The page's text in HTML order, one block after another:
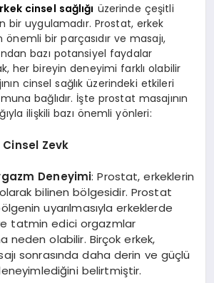
cinsel sağlığı üzerinde çeşitli
bir uygulamadır. Prostat, erkek
bir parçasıdır ve masajı,
bazı potansiyel faydalar
her bireyin deneyimi farklı olabilir
cinsel sağlık üzerindeki etkileri
bağlıdır. İşte prostat masajının
ilişkili bazı önemli yönleri:
Zevk
Deneyimi: Prostat, erkeklerin
olarak bilinen bölgesidir. Prostat
uyarılmasıyla erkeklerde
tatmin edici orgazmlar
neden olabilir. Birçok erkek,
sonrasında daha derin ve güçlü
belirtmiştir.